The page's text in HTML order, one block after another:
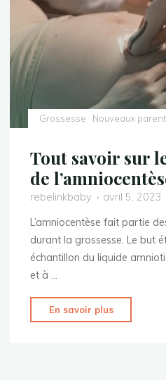
à
quoi
?"
Grossesse Nouveaux
Tout savoir sur
de
rebelinkbaby
avril 5, 2023
L’amniocentèse fait partie
durant la grossesse. Le but
échantillon du liquide
et à …
En savoir plus
savoir